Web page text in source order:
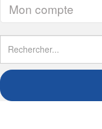
Mon compte